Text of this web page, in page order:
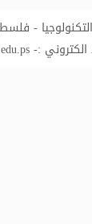
-